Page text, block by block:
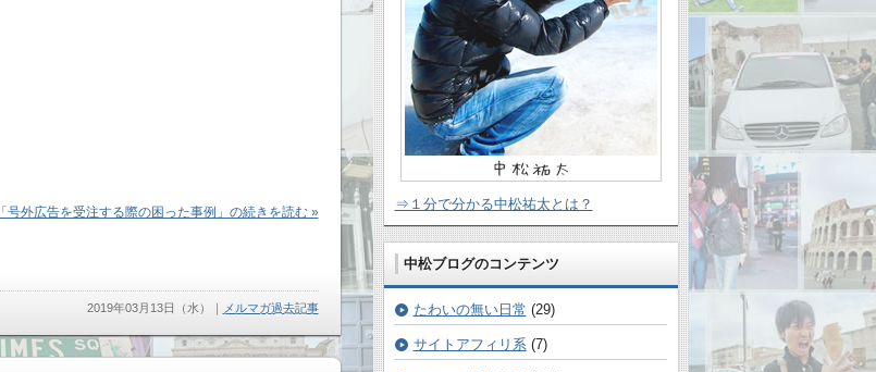
「号外広告を受注する際の困った事例」の続きを読む »
2019年03月13日（水） ｜ メルマガ過去記事
⇒１分で分かる中松祐太とは？
中松ブログのコンテンツ
たわいの無い日常 (29)
サイトアフィリ系(7)